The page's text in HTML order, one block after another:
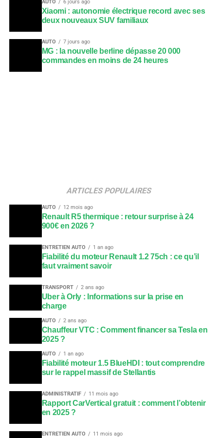
AUTO 6 jours ago
Xiaomi : autonomie électrique record avec ses
deux nouveaux SUV familiaux
AUTO 7 jours ago
MG : la nouvelle berline dépasse 20 000
commandes en moins de 24 heures
ARTICLES POPULAIRES
AUTO 12 mois ago
Renault R5 thermique : retour surprise à 24
900€ en 2026 ?
ENTRETIEN AUTO 1 an ago
Fiabilité du moteur Renault 1.2 75ch : ce qu’il
faut vraiment savoir
TRANSPORT 2 ans ago
Uber à Orly : Informations sur la prise en
charge
AUTO 2 ans ago
Chauffeur VTC : Comment financer sa Tesla en
2025 ?
AUTO 1 an ago
Fiabilité moteur 1.5 BlueHDI : tout comprendre
sur le rappel massif de Stellantis
ADMINISTRATIF 11 mois ago
Rapport CarVertical gratuit : comment l’obtenir
en 2025 ?
ENTRETIEN AUTO 11 mois ago